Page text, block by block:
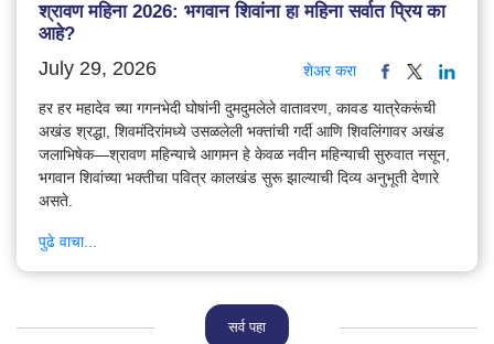
श्रावण महिना 2026: भगवान शिवांना हा महिना सर्वात प्रिय का
आहे?
July 29, 2026 शेअर करा
हर हर महादेव च्या गगनभेदी घोषांनी दुमदुमलेले वातावरण, कावड यात्रेकरूंची
अखंड श्रद्धा, शिवमंदिरांमध्ये उसळलेली भक्तांची गर्दी आणि शिवलिंगावर अखंड
जलाभिषेक—श्रावण महिन्याचे आगमन हे केवळ नवीन महिन्याची सुरुवात नसून,
भगवान शिवांच्या भक्तीचा पवित्र कालखंड सुरू झाल्याची दिव्य अनुभूती देणारे
असते.
पुढे वाचा...
सर्व पहा